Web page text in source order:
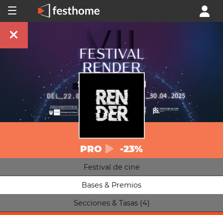
PRO -23%
Festival de cine
Bases & Premios
Secciones & Tasas (4)